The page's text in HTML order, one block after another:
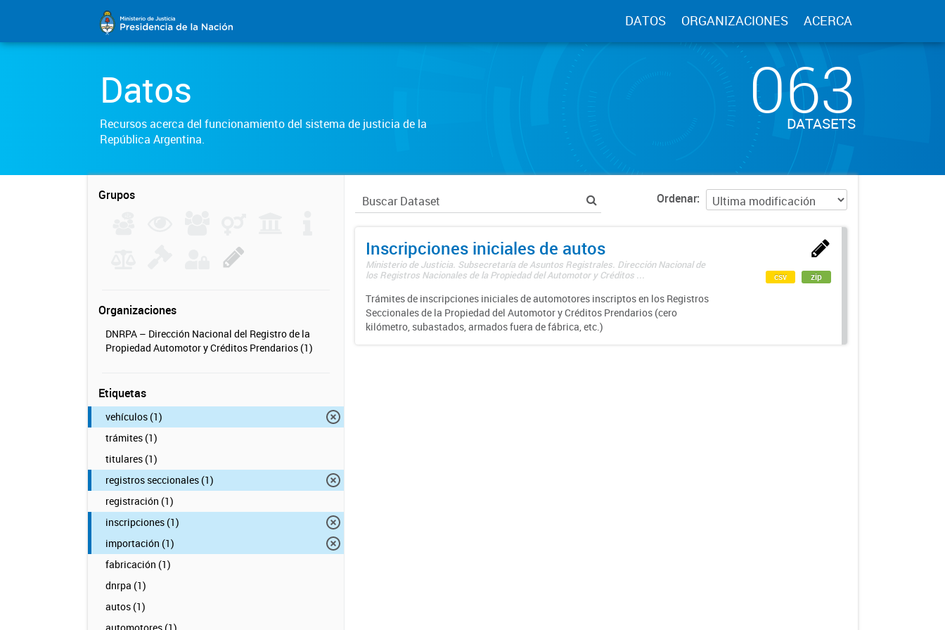
DATOS ORGANIZACIONES ACERCA
Datos
Recursos acerca del funcionamiento del sistema de justicia de la
República Argentina.
063
DATASETS
Grupos
Organizaciones
DNRPA – Dirección Nacional del Registro de la
Propiedad Automotor y Créditos Prendarios (1)
Etiquetas
vehículos (1)
trámites (1)
titulares (1)
registros seccionales (1)
registración (1)
inscripciones (1)
importación (1)
fabricación (1)
dnrpa (1)
autos (1)
Ordenar
Inscripciones iniciales de autos
Ministerio de Justicia. Subsecretaría de Asuntos Registrales. Dirección Nacional de
los Registros Nacionales de la Propiedad del Automotor y Créditos ...
Trámites de inscripciones iniciales de automotores inscriptos en los Registros
Seccionales de la Propiedad del Automotor y Créditos Prendarios (cero
kilómetro, subastados, armados fuera de fábrica, etc.)
csv zip